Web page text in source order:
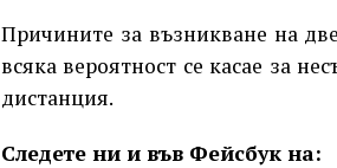
Причините за възникване на
всяка вероятност се касае за
дистанция.
Следете ни и във Фейсбук на: